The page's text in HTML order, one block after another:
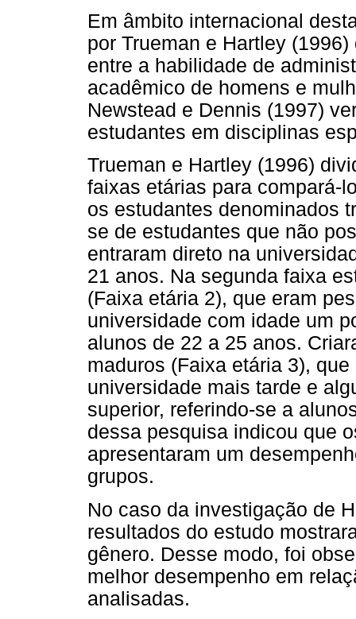
Em âmbito internacional
por Trueman e Hartley
entre a habilidade de
acadêmico de homens e
Newstead e Dennis (1997)
estudantes em disciplinas
Trueman e Hartley (1996)
faixas etárias para compará-
os estudantes denominados
se de estudantes que não
entraram direto na
21 anos. Na segunda faixa
(Faixa etária 2), que eram
universidade com idade um
alunos de 22 a 25 anos.
maduros (Faixa etária 3),
universidade mais tarde e
superior, referindo-se a
dessa pesquisa indicou que
apresentaram um
grupos.
No caso da investigação de
resultados do estudo
gênero. Desse modo, foi
melhor desempenho em
analisadas.